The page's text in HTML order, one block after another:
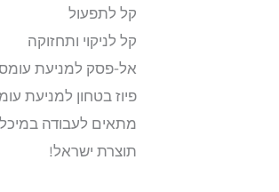
קל לתפעול
קל לניקוי ותחזוקה
אל-פסק למניעת
פיוז בטחון למניעת
מתאים לעבודה במיכל של עד
תוצרת ישראל!